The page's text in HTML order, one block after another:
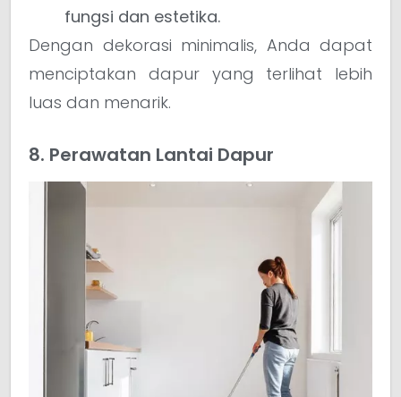
fungsi dan estetika.
Dengan dekorasi minimalis, Anda dapat
menciptakan dapur yang terlihat lebih
luas dan menarik.
8. Perawatan Lantai Dapur